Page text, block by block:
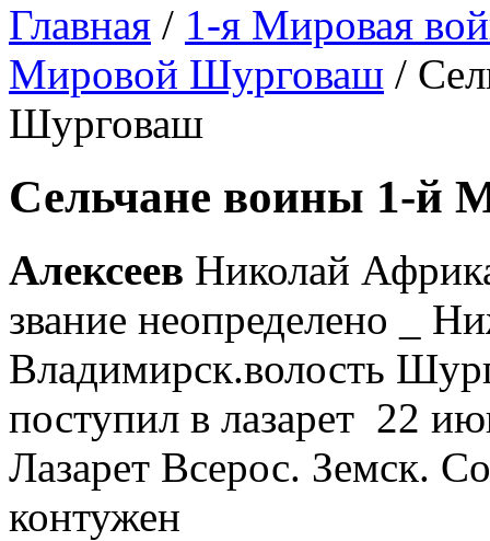
Главная / 1-я Мировая
Мировой Шурговаш /
Шурговаш
Сельчане воины 1-й
Алексеев Николай
звание неопределено _
Владимирск.волость
поступил в лазарет 22
Лазарет Всерос. Земск.
контужен